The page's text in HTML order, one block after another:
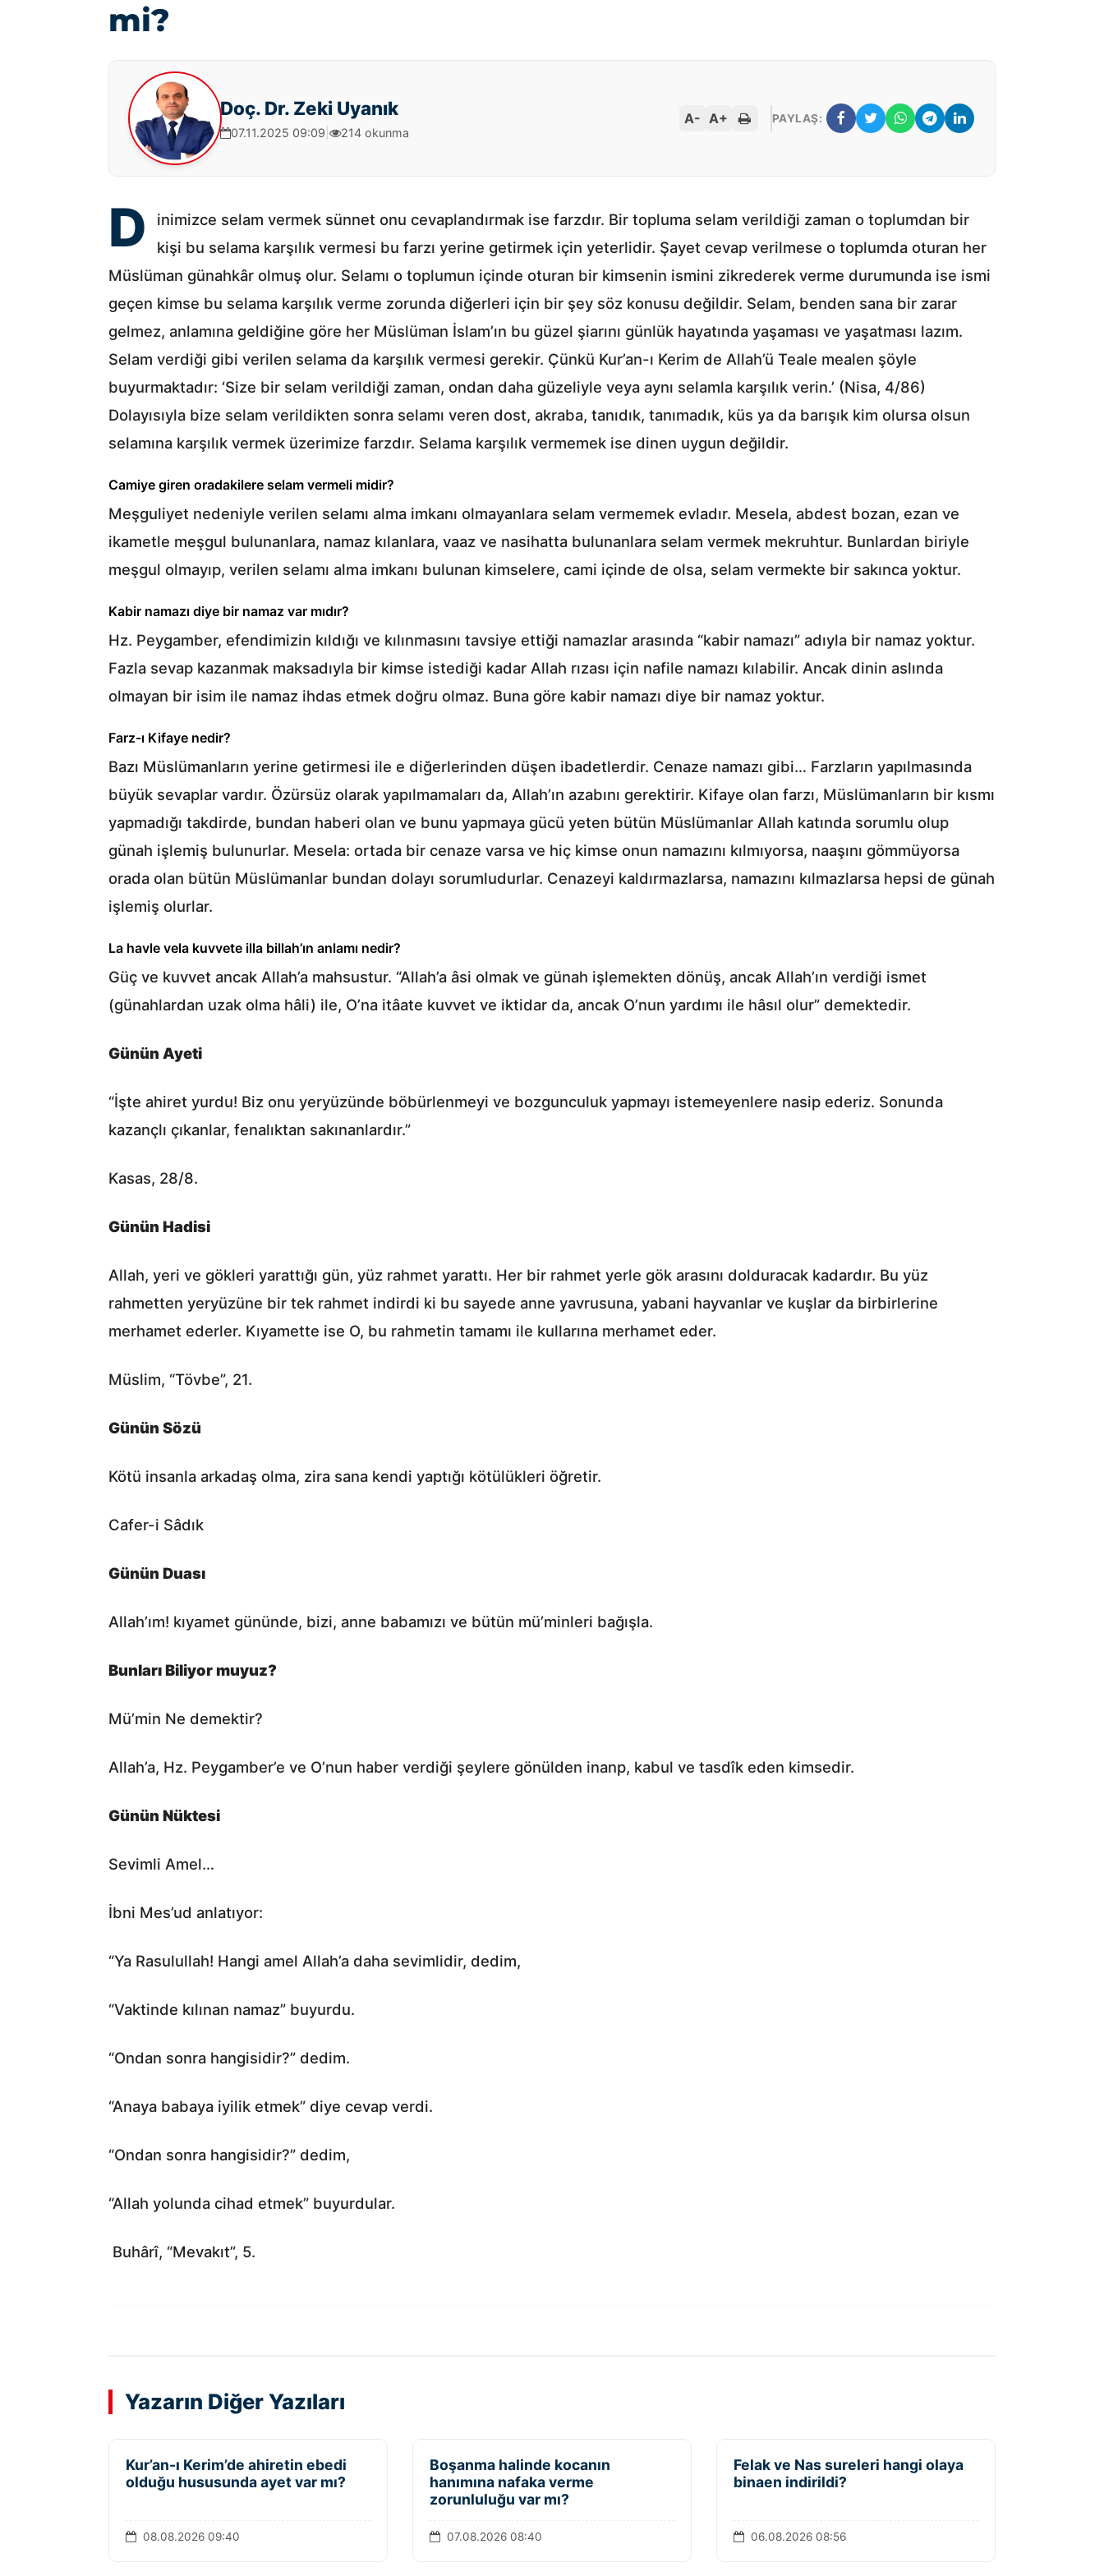
mi?
Doç. Dr. Zeki Uyanık
07.11.2025 09:09 214 okunma
A- A+ PAYLAŞ:
D
inimizce selam vermek sünnet onu cevaplandırmak ise farzdır. Bir topluma selam verildiği zaman o toplumdan bir
kişi bu selama karşılık vermesi bu farzı yerine getirmek için yeterlidir. Şayet cevap verilmese o toplumda oturan her
Müslüman günahkâr olmuş olur. Selamı o toplumun içinde oturan bir kimsenin ismini zikrederek verme durumunda ise ismi
geçen kimse bu selama karşılık verme zorunda diğerleri için bir şey söz konusu değildir. Selam, benden sana bir zarar
gelmez, anlamına geldiğine göre her Müslüman İslam’ın bu güzel şiarını günlük hayatında yaşaması ve yaşatması lazım.
Selam verdiği gibi verilen selama da karşılık vermesi gerekir. Çünkü Kur’an-ı Kerim de Allah’ü Teale mealen şöyle
buyurmaktadır: ‘Size bir selam verildiği zaman, ondan daha güzeliyle veya aynı selamla karşılık verin.’ (Nisa, 4/86)
Dolayısıyla bize selam verildikten sonra selamı veren dost, akraba, tanıdık, tanımadık, küs ya da barışık kim olursa olsun
selamına karşılık vermek üzerimize farzdır. Selama karşılık vermemek ise dinen uygun değildir.
Camiye giren oradakilere selam vermeli midir?
Meşguliyet nedeniyle verilen selamı alma imkanı olmayanlara selam vermemek evladır. Mesela, abdest bozan, ezan ve
ikametle meşgul bulunanlara, namaz kılanlara, vaaz ve nasihatta bulunanlara selam vermek mekruhtur. Bunlardan biriyle
meşgul olmayıp, verilen selamı alma imkanı bulunan kimselere, cami içinde de olsa, selam vermekte bir sakınca yoktur.
Kabir namazı diye bir namaz var mıdır?
Hz. Peygamber, efendimizin kıldığı ve kılınmasını tavsiye ettiği namazlar arasında “kabir namazı” adıyla bir namaz yoktur.
Fazla sevap kazanmak maksadıyla bir kimse istediği kadar Allah rızası için nafile namazı kılabilir. Ancak dinin aslında
olmayan bir isim ile namaz ihdas etmek doğru olmaz. Buna göre kabir namazı diye bir namaz yoktur.
Farz-ı Kifaye nedir?
Bazı Müslümanların yerine getirmesi ile e diğerlerinden düşen ibadetlerdir. Cenaze namazı gibi… Farzların yapılmasında
büyük sevaplar vardır. Özürsüz olarak yapılmamaları da, Allah’ın azabını gerektirir. Kifaye olan farzı, Müslümanların bir kısmı
yapmadığı takdirde, bundan haberi olan ve bunu yapmaya gücü yeten bütün Müslümanlar Allah katında sorumlu olup
günah işlemiş bulunurlar. Mesela: ortada bir cenaze varsa ve hiç kimse onun namazını kılmıyorsa, naaşını gömmüyorsa
orada olan bütün Müslümanlar bundan dolayı sorumludurlar. Cenazeyi kaldırmazlarsa, namazını kılmazlarsa hepsi de günah
işlemiş olurlar.
La havle vela kuvvete illa billah’ın anlamı nedir?
Güç ve kuvvet ancak Allah’a mahsustur. “Allah’a âsi olmak ve günah işlemekten dönüş, ancak Allah’ın verdiği ismet
(günahlardan uzak olma hâli) ile, O’na itâate kuvvet ve iktidar da, ancak O’nun yardımı ile hâsıl olur” demektedir.
Günün Ayeti
“İşte ahiret yurdu! Biz onu yeryüzünde böbürlenmeyi ve bozgunculuk yapmayı istemeyenlere nasip ederiz. Sonunda
kazançlı çıkanlar, fenalıktan sakınanlardır.”
Kasas, 28/8.
Günün Hadisi
Allah, yeri ve gökleri yarattığı gün, yüz rahmet yarattı. Her bir rahmet yerle gök arasını dolduracak kadardır. Bu yüz
rahmetten yeryüzüne bir tek rahmet indirdi ki bu sayede anne yavrusuna, yabani hayvanlar ve kuşlar da birbirlerine
merhamet ederler. Kıyamette ise O, bu rahmetin tamamı ile kullarına merhamet eder.
Müslim, “Tövbe”, 21.
Günün Sözü
Kötü insanla arkadaş olma, zira sana kendi yaptığı kötülükleri öğretir.
Cafer-i Sâdık
Günün Duası
Allah’ım! kıyamet gününde, bizi, anne babamızı ve bütün mü’minleri bağışla.
Bunları Biliyor muyuz?
Mü’min Ne demektir?
Allah’a, Hz. Peygamber’e ve O’nun haber verdiği ş‏eylere gönülden inan‎p, kabul ve tasdîk eden kimsedir.
Günün Nüktesi
Sevimli Amel…
İbni Mes’ud anlatıyor:
“Ya Rasulullah! Hangi amel Allah’a daha sevimlidir, dedim,
“Vaktinde kılınan namaz” buyurdu.
“Ondan sonra hangisidir?” dedim.
“Anaya babaya iyilik etmek” diye cevap verdi.
“Ondan sonra hangisidir?” dedim,
“Allah yolunda cihad etmek” buyurdular.
Buhârî, “Mevakıt”, 5.
Yazarın Diğer Yazıları
Kur’an-ı Kerim’de ahiretin ebedi
olduğu hususunda ayet var mı?
08.08.2026 09:40
Boşanma halinde kocanın
hanımına nafaka verme
zorunluluğu var mı?
07.08.2026 08:40
Felak ve Nas sureleri hangi olaya
binaen indirildi?
06.08.2026 08:56